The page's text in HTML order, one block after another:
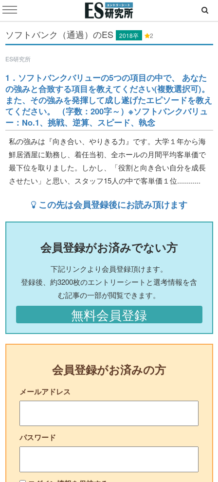
ソフトバンク（通過）のES 2018卒 2
ES研究所
1．ソフトバンクバリューの5つの項目の中で、 あなた
の強みと合致する項目を教えてください(複数選択可)。
また、その強みを発揮して成し遂げたエピソードを教え
てください。 （字数：200字～）※ソフトバンクバリュ
ー：No.1、挑戦、逆算、スピード、執念
私の強みは『向き合い、やりきる力』です。大学１年から海
鮮居酒屋に勤務し、着任当初、全ホールの月間平均客単価で
最下位を取りました。しかし、「役割と向き合い自分を成長
させたい」と思い、スタッフ15人の中で客単価１位............
この先は会員登録後にお読み頂けます
会員登録がお済みでない方
下記リンクより会員登録頂けます。
登録後、約3200枚のエントリーシートと選考情報を含
む記事の一部が閲覧できます。
無料会員登録
会員登録がお済みの方
メールアドレス
パスワード